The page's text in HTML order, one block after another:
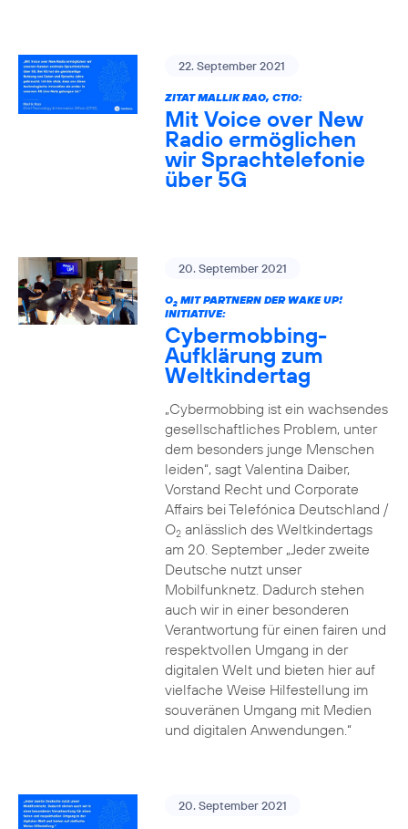
22. September 2021
ZITAT MALLIK RAO, CTIO:
Mit Voice over New
Radio ermöglichen
wir Sprachtelefonie
über 5G
20. September 2021
O2MIT PARTNERN DER WAKE UP!
INITIATIVE:
Cybermobbing-
Aufklärung zum
Weltkindertag
„Cybermobbing ist ein wachsendes
gesellschaftliches Problem, unter
dem besonders junge Menschen
leiden“, sagt Valentina Daiber,
Vorstand Recht und Corporate
Affairs bei Telefónica Deutschland /
O2anlässlich des Weltkindertags
am 20. September „Jeder zweite
Deutsche nutzt unser
Mobilfunknetz. Dadurch stehen
auch wir in einer besonderen
Verantwortung für einen fairen und
respektvollen Umgang in der
digitalen Welt und bieten hier auf
vielfache Weise Hilfestellung im
souveränen Umgang mit Medien
und digitalen Anwendungen.“
20. September 2021